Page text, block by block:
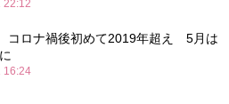
22:12
コロナ禍後初めて2019年超え 5月は
16:24